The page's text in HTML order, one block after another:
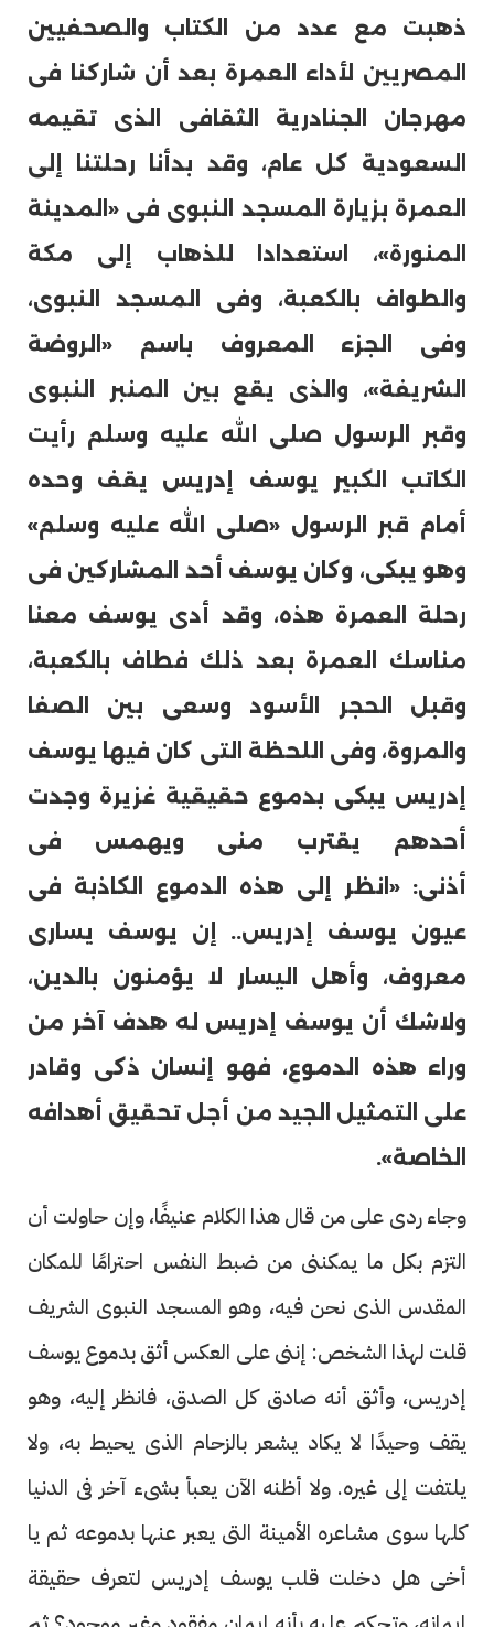
ذهبت مع عدد من الكتاب والصحفيين
المصريين لأداء العمرة بعد أن شاركنا فى
مهرجان الجنادرية الثقافى الذى تقيمه
السعودية كل عام، وقد بدأنا رحلتنا إلى
العمرة بزيارة المسجد النبوى فى «المدينة
المنورة»، استعدادا للذهاب إلى مكة
والطواف بالكعبة، وفى المسجد النبوى،
وفى الجزء المعروف باسم «الروضة
الشريفة»، والذى يقع بين المنبر النبوى
وقبر الرسول صلى الله عليه وسلم رأيت
الكاتب الكبير يوسف إدريس يقف وحده
أمام قبر الرسول «صلى الله عليه وسلم»
وهو يبكى، وكان يوسف أحد المشاركين فى
رحلة العمرة هذه، وقد أدى يوسف معنا
مناسك العمرة بعد ذلك فطاف بالكعبة،
وقبل الحجر الأسود وسعى بين الصفا
والمروة، وفى اللحظة التى كان فيها يوسف
إدريس يبكى بدموع حقيقية غزيرة وجدت
أحدهم يقترب منى ويهمس فى
أذنى: «انظر إلى هذه الدموع الكاذبة فى
عيون يوسف إدريس.. إن يوسف يسارى
معروف، وأهل اليسار لا يؤمنون بالدين،
ولاشك أن يوسف إدريس له هدف آخر من
وراء هذه الدموع، فهو إنسان ذكى وقادر
على التمثيل الجيد من أجل تحقيق أهدافه
الخاصة».
وجاء ردى على من قال هذا الكلام عنيفًا، وإن حاولت أن
التزم بكل ما يمكننى من ضبط النفس احترامًا للمكان
المقدس الذى نحن فيه، وهو المسجد النبوى الشريف
قلت لهذا الشخص: إننى على العكس أثق بدموع يوسف
إدريس، وأثق أنه صادق كل الصدق، فانظر إليه، وهو
يقف وحيدًا لا يكاد يشعر بالزحام الذى يحيط به، ولا
يلتفت إلى غيره. ولا أظنه الآن يعبأ بشىء آخر فى الدنيا
كلها سوى مشاعره الأمينة التى يعبر عنها بدموعه ثم يا
أخى هل دخلت قلب يوسف إدريس لتعرف حقيقة